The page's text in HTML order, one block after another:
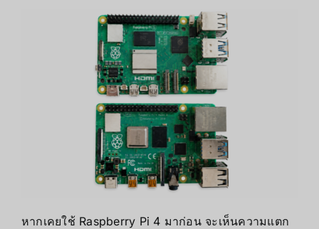
หากเคยใช้ Raspberry Pi 4 มาก่อน จะเห็นความแตก